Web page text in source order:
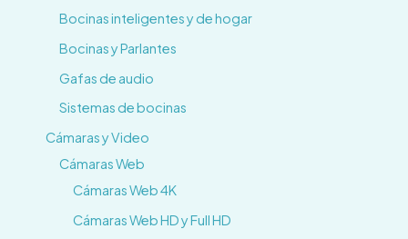
Bocinas inteligentes y de hogar
Bocinas y Parlantes
Gafas de audio
Sistemas de bocinas
Cámaras y Video
Cámaras Web
Cámaras Web 4K
Cámaras Web HD y Full HD